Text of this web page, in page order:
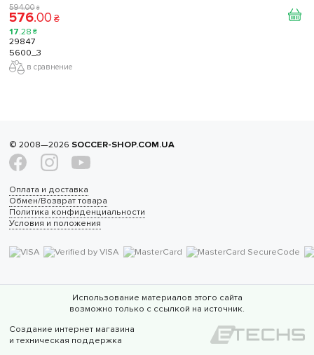
594.00 ₴
576.00 ₴
17.28 ₴
29847
5600_3
в сравнение
© 2008—2026 SOCCER-SHOP.COM.UA
Оплата и доставка
Обмен/Возврат товара
Политика конфиденциальности
Условия и положения
Использование материалов этого сайта
возможно только с ссылкой на источник.
Создание интернет магазина
и техническая поддержка